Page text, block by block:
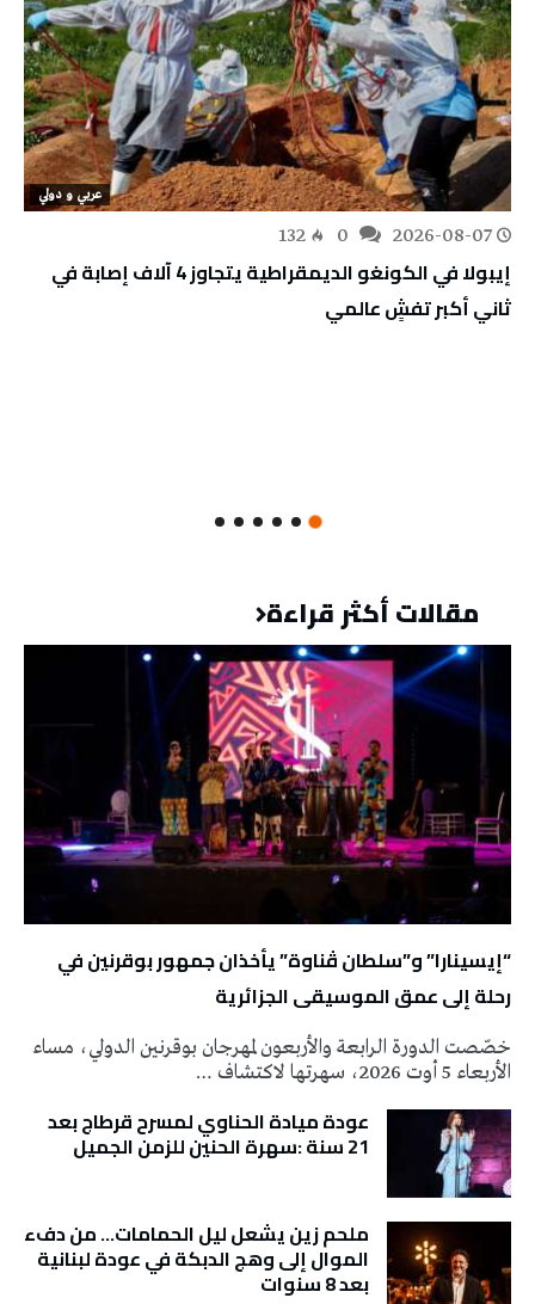
عربي و دولي
2026-08-07
132
إيبولا في الكونغو الديمقراطية يتجاوز 4 آلاف إصابة في
ثاني أكبر تفشٍ عالمي
مقالات أكثر قراءة
“إيسينارا” و”سلطان ڤناوة” يأخذان جمهور بوقرنين في
رحلة إلى عمق الموسيقى الجزائرية
خصّصت الدورة الرابعة والأربعون لمهرجان بوقرنين الدولي، مساء
الأربعاء 5 أوت 2026، سهرتها لاكتشاف …
عودة ميادة الحناوي لمسرح قرطاج بعد
21 سنة :سهرة الحنين للزمن الجميل
ملحم زين يشعل ليل الحمامات… من دفء
الموال إلى وهج الدبكة في عودة لبنانية
بعد 8 سنوات